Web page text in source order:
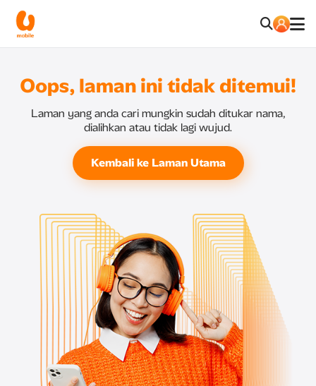
Oops, laman ini tidak ditemui!
Laman yang anda cari mungkin sudah ditukar nama,
dialihkan atau tidak lagi wujud.
Kembali ke Laman Utama